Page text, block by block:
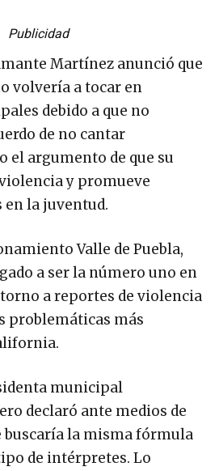
Publicidad
Martínez anunció que
volvería a tocar en
debido a que no
de no cantar
el argumento de que su
y promueve
la juventud.
Valle de Puebla,
a ser la número uno en
a reportes de violencia
problemáticas más
municipal
declaró ante medios de
buscaría la misma fórmula
de intérpretes. Lo